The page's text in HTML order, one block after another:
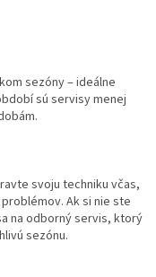
sezóny – ideálne
sú servisy menej
svoju techniku včas,
Ak si nie ste
na odborný servis, ktorý
sezónu.